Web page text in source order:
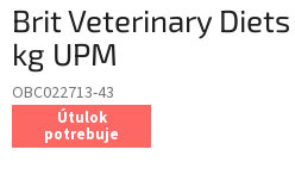
Brit Veterinary Diets
kg UPM
OBC022713-43
Útulok
potrebuje